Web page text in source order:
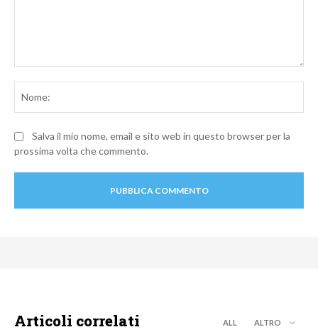
Salva il mio nome, email e sito web in questo browser per la
prossima volta che commento.
Articoli correlati ALL ALTRO